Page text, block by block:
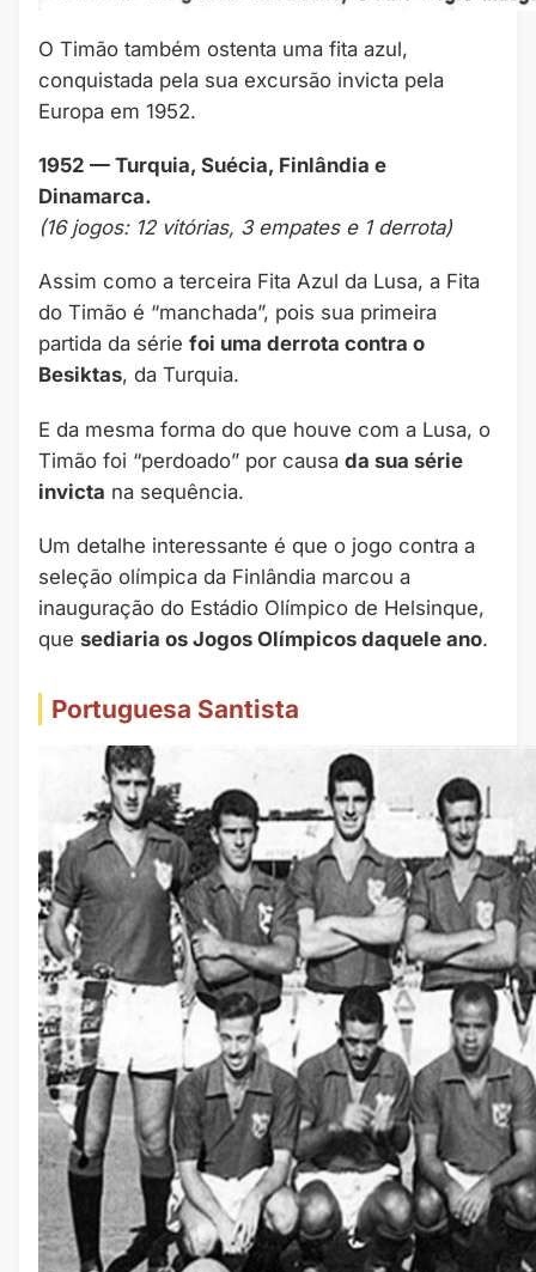
O Timão também ostenta uma fita azul,
conquistada pela sua excursão invicta pela
Europa em 1952.
1952 — Turquia, Suécia, Finlândia e
Dinamarca.
(16 jogos: 12 vitórias, 3 empates e 1 derrota)
Assim como a terceira Fita Azul da Lusa, a Fita
do Timão é “manchada”, pois sua primeira
partida da série foi uma derrota contra o
Besiktas, da Turquia.
E da mesma forma do que houve com a Lusa, o
Timão foi “perdoado” por causa da sua série
invicta na sequência.
Um detalhe interessante é que o jogo contra a
seleção olímpica da Finlândia marcou a
inauguração do Estádio Olímpico de Helsinque,
que sediaria os Jogos Olímpicos daquele ano.
Portuguesa Santista